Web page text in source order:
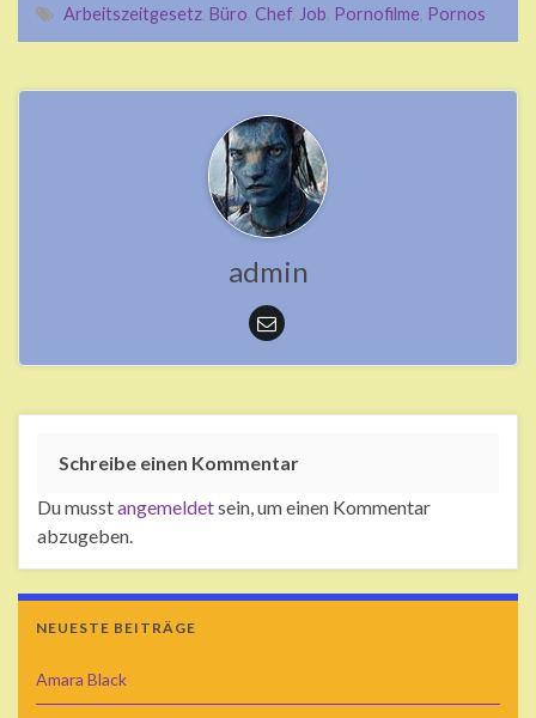
Arbeitszeitgesetz, Büro, Chef, Job, Pornofilme, Pornos
admin
Schreibe einen Kommentar
Du musstangemeldetsein, um einen Kommentar
abzugeben.
NEUESTE BEITRÄGE
Amara Black